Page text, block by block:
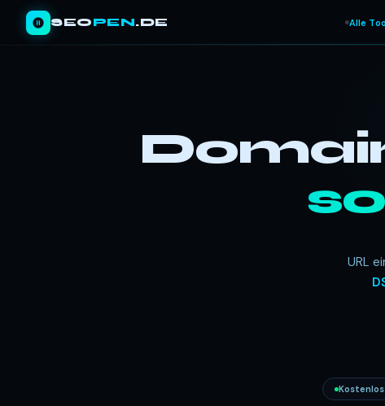
SEOPEN.DE Alle
URL
Kostenlos